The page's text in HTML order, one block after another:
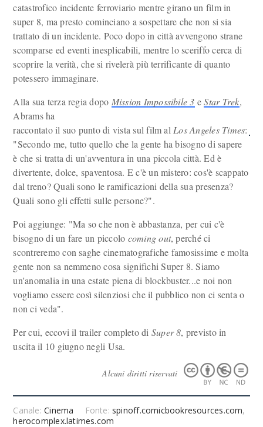
catastrofico incidente ferroviario mentre girano un film in
super 8, ma presto cominciano a sospettare che non si sia
trattato di un incidente. Poco dopo in città avvengono strane
scomparse ed eventi inesplicabili, mentre lo sceriffo cerca di
scoprire la verità, che si rivelerà più terrificante di quanto
potessero immaginare.
Alla sua terza regia dopo Mission Impossibile 3 eStar Trek,
Abrams ha
raccontato il suo punto di vista sul film al Los Angeles Times:
"Secondo me, tutto quello che la gente ha bisogno di sapere
è che si tratta di un'avventura in una piccola città. Ed è
divertente, dolce, spaventosa. E c'è un mistero: cos'è scappato
dal treno? Quali sono le ramificazioni della sua presenza?
Quali sono gli effetti sulle persone?".
Poi aggiunge: "Ma so che non è abbastanza, per cui c'è
bisogno di un fare un piccolo coming out, perché ci
scontreremo con saghe cinematografiche famosissime e molta
gente non sa nemmeno cosa significhi Super 8. Siamo
un'anomalia in una estate piena di blockbuster...e noi non
vogliamo essere così silenziosi che il pubblico non ci senta o
non ci veda".
Per cui, eccovi il trailer completo di Super 8, previsto in
uscita il 10 giugno negli Usa.
Alcuni diritti riservati
Canale:Cinema Fonte: spinoff.comicbookresources.com,
herocomplex.latimes.com